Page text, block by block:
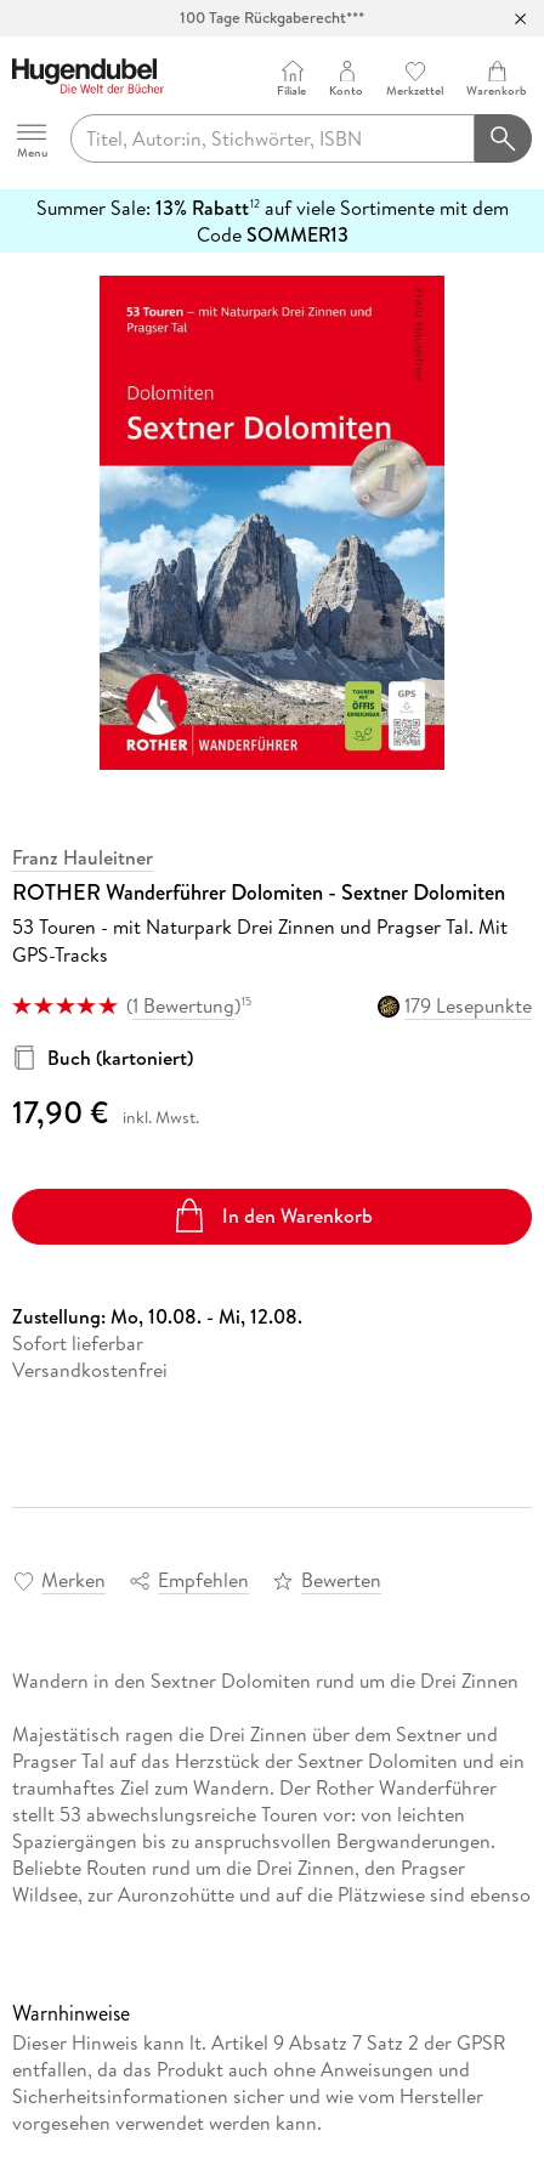
100 Tage Rückgaberecht***
Hugendubel
Menu
Filiale Konto Merkzettel Warenkorb
Summer Sale: 13% Rabatt12auf viele Sortimente mit dem
CodeSOMMER13
erfahren
Franz Hauleitner
ROTHER Wanderführer Dolomiten - Sextner Dolomiten
53 Touren - mit Naturpark Drei Zinnen und Pragser Tal. Mit
GPS-Tracks
(1 Bewertung)15
179 Lesepunkte
Buch (kartoniert)
17,90 € inkl. Mwst.
In den Warenkorb
Zustellung:Mo, 10.08. - Mi, 12.08.
Sofort lieferbar
Versandkostenfrei
Merken Empfehlen Bewerten
Wandern in den Sextner Dolomiten rund um die Drei Zinnen
Majestätisch ragen die Drei Zinnen über dem Sextner und
Pragser Tal auf das Herzstück der Sextner Dolomiten und ein
traumhaftes Ziel zum Wandern. Der Rother Wanderführer
stellt 53 abwechslungsreiche Touren vor: von leichten
Spaziergängen bis zu anspruchsvollen Bergwanderungen.
Beliebte Routen rund um die Drei Zinnen, den Pragser
Wildsee, zur Auronzohütte und auf die Plätzwiese sind ebenso
Höhenprofil und GPS-Track. Ideal für alle, die die Sextner
Dolomiten und das UNESCO-Welterbe der Drei Zinnen
Schritt für Schritt entdecken möchten.
Wandern in den Sextner Dolomiten - unterwegs im Herzstück
der Dolomiten
Warnhinweise
Dieser Hinweis kann lt. Artikel 9 Absatz 7 Satz 2 der GPSR
entfallen, da das Produkt auch ohne Anweisungen und
Sicherheitsinformationen sicher und wie vom Hersteller
vorgesehen verwendet werden kann.